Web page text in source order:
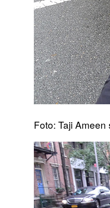
Foto: Taji